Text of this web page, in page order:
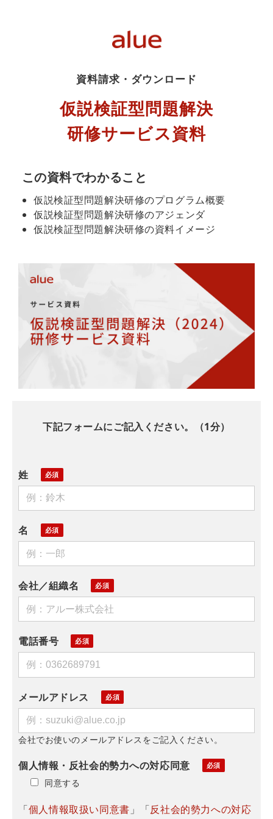
資料請求・ダウンロード
仮説検証型問題解決
研修サービス資料
この資料でわかること
仮説検証型問題解決研修のプログラム概要
仮説検証型問題解決研修のアジェンダ
仮説検証型問題解決研修の資料イメージ
下記フォームにご記入ください。（1分）
姓
名
会社／組織名
電話番号
メールアドレス
会社でお使いのメールアドレスをご記入ください。
個人情報・反社会的勢力への対応同意
同意する
「個人情報取扱い同意書 」「反社会的勢力への対応